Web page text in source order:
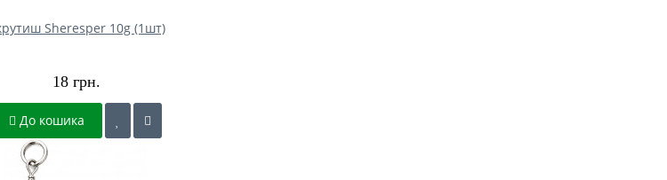
Sheresper 10g (1шт)
18 грн.
До кошика